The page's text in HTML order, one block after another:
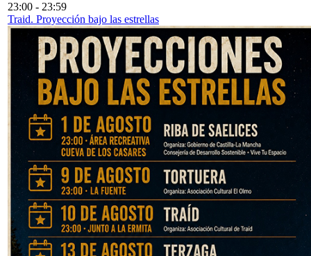
23:00 - 23:59
Traid. Proyección bajo las estrellas